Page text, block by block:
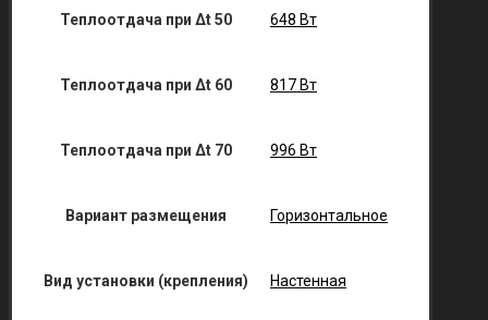
Теплоотдача при Δt 50 648 Вт
Теплоотдача при Δt 60 817 Вт
Теплоотдача при Δt 70 996 Вт
Вариант размещения Горизонтальное
Вид установки (крепления) Настенная